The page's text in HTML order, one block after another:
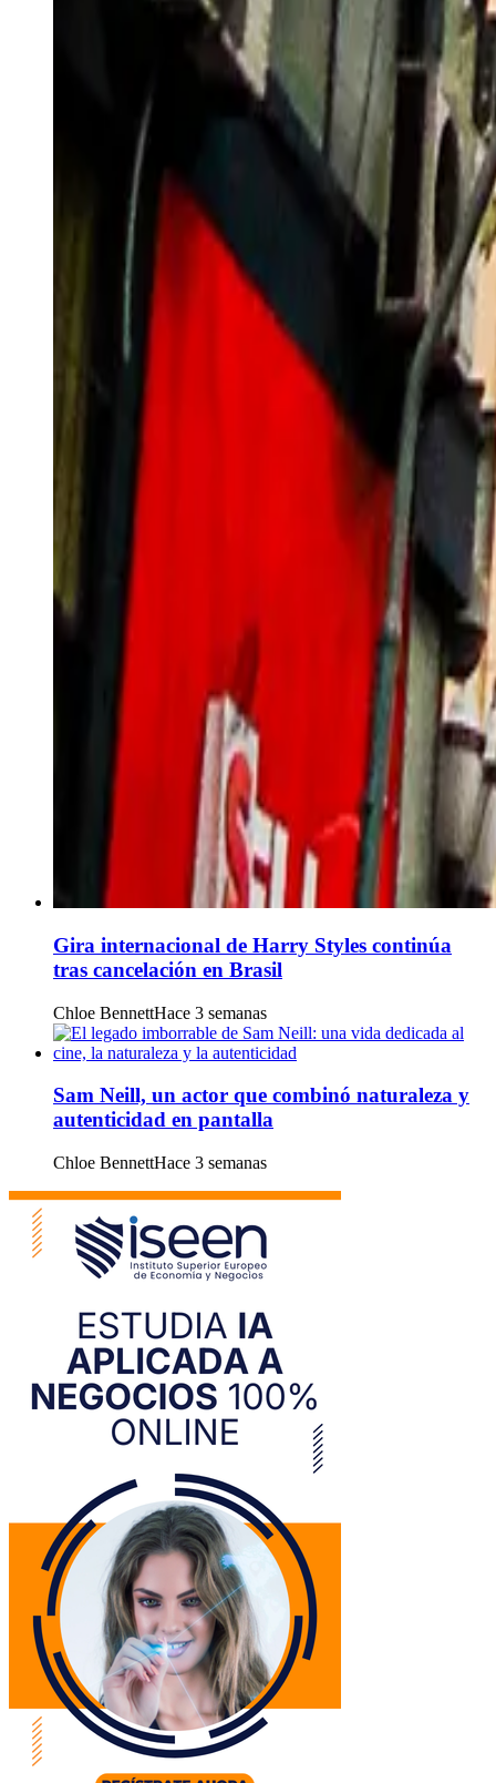
Gira internacional de Harry Styles continúa
tras cancelación en Brasil
Chloe BennettHace 3 semanas
Sam Neill, un actor que combinó naturaleza y
autenticidad en pantalla
Chloe BennettHace 3 semanas